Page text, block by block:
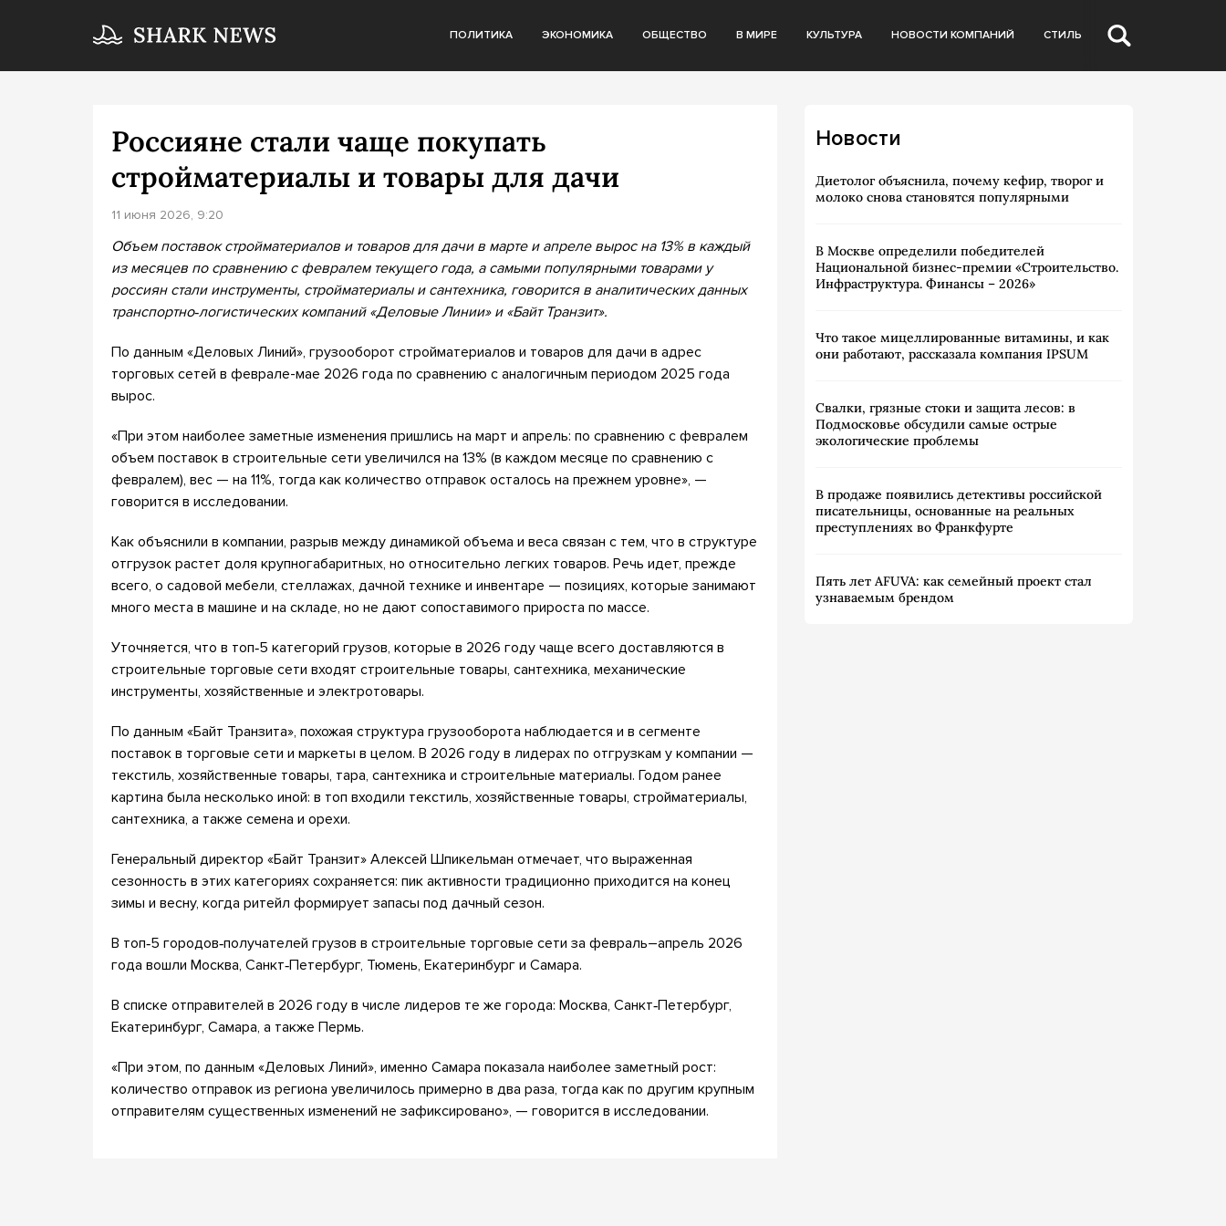
ПОЛИТИКА ЭКОНОМИКА ОБЩЕСТВО В МИРЕ КУЛЬТУРА НОВОСТИ КОМПАНИЙ СТИЛЬ
Россияне стали чаще покупать
стройматериалы и товары для дачи
11 июня 2026, 9:20
Объем поставок стройматериалов и товаров для дачи в марте и апреле вырос на 13% в каждый
из месяцев по сравнению с февралем текущего года, а самыми популярными товарами у
россиян стали инструменты, стройматериалы и сантехника, говорится в аналитических данных
транспортно‑логистических компаний «Деловые Линии» и «Байт Транзит».
По данным «Деловых Линий», грузооборот стройматериалов и товаров для дачи в адрес
торговых сетей в феврале-мае 2026 года по сравнению с аналогичным периодом 2025 года
вырос.
«При этом наиболее заметные изменения пришлись на март и апрель: по сравнению с февралем
объем поставок в строительные сети увеличился на 13% (в каждом месяце по сравнению с
февралем), вес — на 11%, тогда как количество отправок осталось на прежнем уровне», —
говорится в исследовании.
Как объяснили в компании, разрыв между динамикой объема и веса связан с тем, что в структуре
отгрузок растет доля крупногабаритных, но относительно легких товаров. Речь идет, прежде
всего, о садовой мебели, стеллажах, дачной технике и инвентаре — позициях, которые занимают
много места в машине и на складе, но не дают сопоставимого прироста по массе.
Уточняется, что в топ‑5 категорий грузов, которые в 2026 году чаще всего доставляются в
строительные торговые сети входят строительные товары, сантехника, механические
инструменты, хозяйственные и электротовары.
По данным «Байт Транзита», похожая структура грузооборота наблюдается и в сегменте
поставок в торговые сети и маркеты в целом. В 2026 году в лидерах по отгрузкам у компании —
текстиль, хозяйственные товары, тара, сантехника и строительные материалы. Годом ранее
картина была несколько иной: в топ входили текстиль, хозяйственные товары, стройматериалы,
сантехника, а также семена и орехи.
Генеральный директор «Байт Транзит» Алексей Шпикельман отмечает, что выраженная
сезонность в этих категориях сохраняется: пик активности традиционно приходится на конец
зимы и весну, когда ритейл формирует запасы под дачный сезон.
В топ‑5 городов‑получателей грузов в строительные торговые сети за февраль–апрель 2026
года вошли Москва, Санкт‑Петербург, Тюмень, Екатеринбург и Самара.
В списке отправителей в 2026 году в числе лидеров те же города: Москва, Санкт‑Петербург,
Екатеринбург, Самара, а также Пермь.
«При этом, по данным «Деловых Линий», именно Самара показала наиболее заметный рост:
количество отправок из региона увеличилось примерно в два раза, тогда как по другим крупным
отправителям существенных изменений не зафиксировано», — говорится в исследовании.
Новости
Диетолог объяснила, почему кефир, творог и
молоко снова становятся популярными
В Москве определили победителей
Национальной бизнес-премии «Строительство.
Инфраструктура. Финансы – 2026»
Что такое мицеллированные витамины, и как
они работают, рассказала компания IPSUM
Свалки, грязные стоки и защита лесов: в
Подмосковье обсудили самые острые
экологические проблемы
В продаже появились детективы российской
писательницы, основанные на реальных
преступлениях во Франкфурте
Пять лет AFUVA: как семейный проект стал
узнаваемым брендом